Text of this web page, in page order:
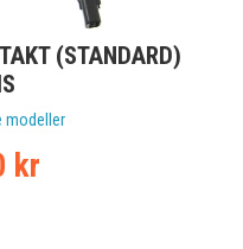
(STANDARD)
modeller
kr